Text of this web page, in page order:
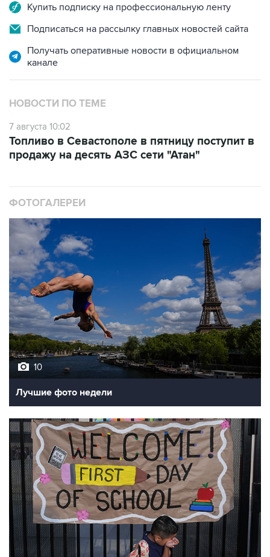
Купить подписку на профессиональную ленту
Подписаться на рассылку главных новостей сайта
Получать оперативные новости в официальном
канале
НОВОСТИ ПО ТЕМЕ
7 августа 10:02
Топливо в Севастополе в пятницу поступит в
продажу на десять АЗС сети "Атан"
ФОТОГАЛЕРЕИ
10
Лучшие фото недели